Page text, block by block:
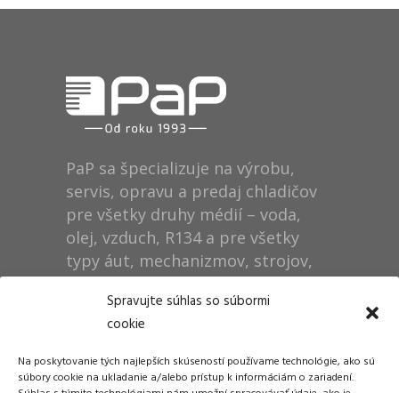
Spravujte súhlas so súbormi
cookie
Na poskytovanie tých najlepších skúseností používame technológie, ako sú
súbory cookie na ukladanie a/alebo prístup k informáciám o zariadení.
PaP sa špecializuje na výrobu,
servis, opravu a predaj chladičov
pre všetky druhy médií – voda,
olej, vzduch, R134 a pre všetky
typy áut, mechanizmov, strojov,
technológií, rušňov…
Dušan Pytel P a P